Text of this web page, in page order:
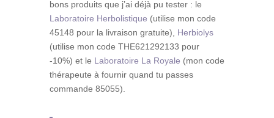
bons produits que j’ai déjà pu tester : le
Laboratoire Herbolistique (utilise mon code
45148 pour la livraison gratuite), Herbiolys
(utilise mon code THE621292133 pour
-10%) et le Laboratoire La Royale (mon code
thérapeute à fournir quand tu passes
commande 85055).